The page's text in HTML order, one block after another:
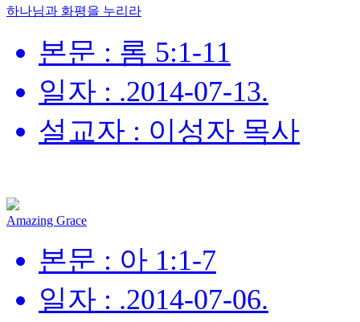
하나님과 화평을 누리라
본문 : 롬 5:1-11
일자 : .2014-07-13.
설교자 : 이성자 목사
Amazing Grace
본문 : 아 1:1-7
일자 : .2014-07-06.